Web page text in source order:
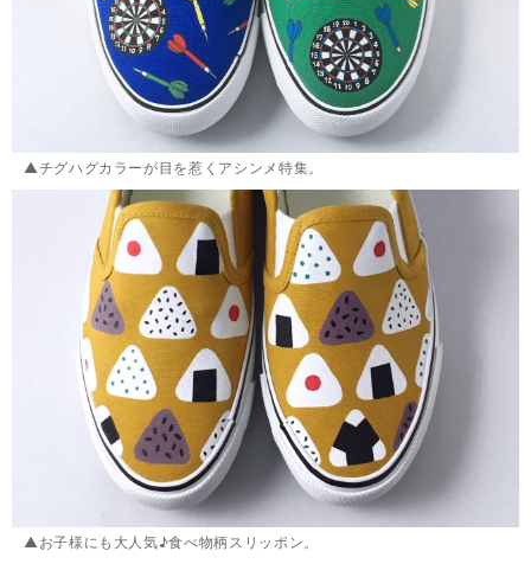
▲チグハグカラーが目を惹くアシンメ特集。
▲お子様にも大人気♪食べ物柄スリッポン。